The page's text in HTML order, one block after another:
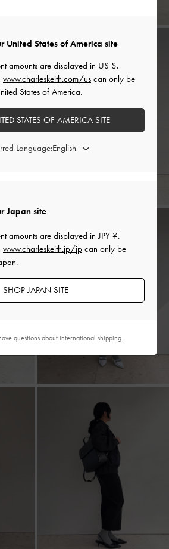
Japan site
amounts are displayed inJPY ¥.
www.charleskeith.jp/jp can only be
SHOP JAPAN SITE
United States of America site
amounts are displayed in US $.
www.charleskeith.com/us can only be
States of America.
STATES OF AMERICA SITE
Language:
questions about international shipping.